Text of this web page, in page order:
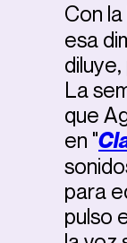
Con la
esa
La
que
en "
para
pulso